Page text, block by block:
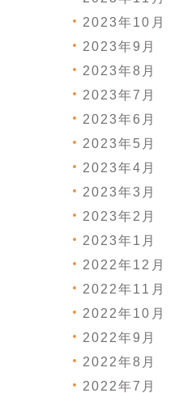
2023年10月
2023年9月
2023年8月
2023年7月
2023年6月
2023年5月
2023年4月
2023年3月
2023年2月
2023年1月
2022年12月
2022年11月
2022年10月
2022年9月
2022年8月
2022年7月